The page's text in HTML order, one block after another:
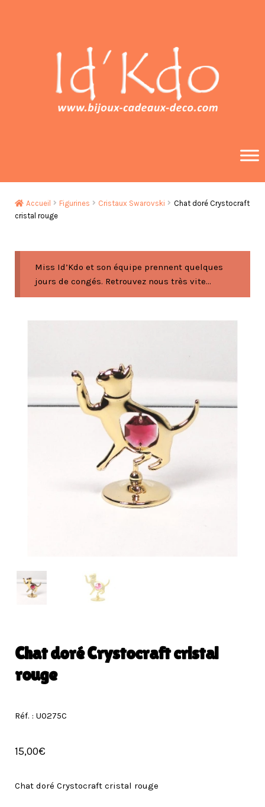
Accueil Figurines Cristaux Swarovski
Chat doré Crystocraft
cristal rouge
Miss Id’Kdo et son équipe prennent quelques
jours de congés. Retrouvez nous très vite...
Chat doré Crystocraft cristal
rouge
Réf. : U0275C
15,00€
Chat doré Crystocraft cristal rouge